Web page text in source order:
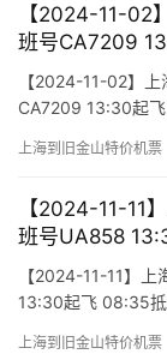
【2024-11-02
班号CA7209
【2024-11-02】
CA7209 13:30起
(Flight) (class)
上海到旧金山特价机票
【2024-11-11
班号UA858
【2024-11-11】
13:30起飞 08:35
上海到旧金山特价机票